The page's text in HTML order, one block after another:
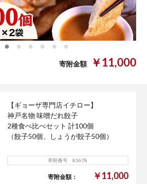
寄附金額 ￥11,000
【ギョーザ専門店イチロー】
神戸名物 味噌だれ餃子
2種食べ比べセット 計100個
（餃子50個、しょうが餃子50個）
寄附番号 83678
寄附金額： ￥11,000